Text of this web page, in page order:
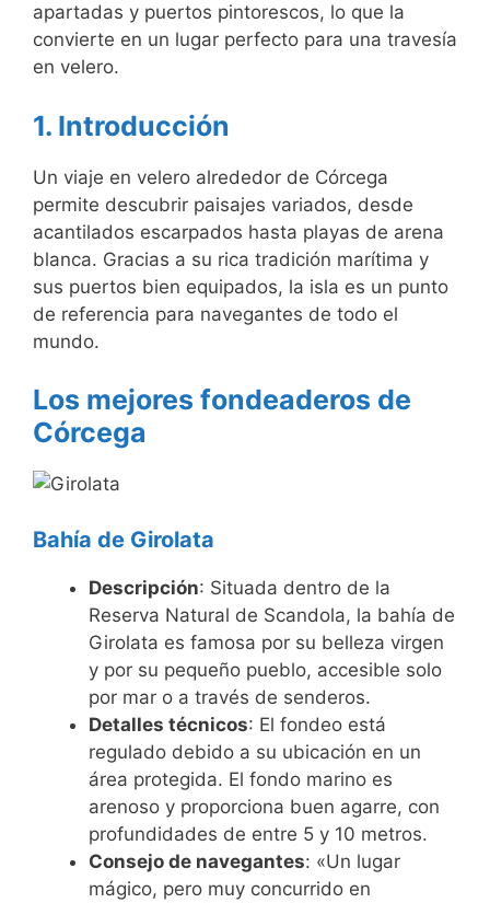
apartadas y puertos pintorescos, lo que la
convierte en un lugar perfecto para una travesía
en velero.
1. Introducción
Un viaje en velero alrededor de Córcega
permite descubrir paisajes variados, desde
acantilados escarpados hasta playas de arena
blanca. Gracias a su rica tradición marítima y
sus puertos bien equipados, la isla es un punto
de referencia para navegantes de todo el
mundo.
Los mejores fondeaderos de
Córcega
Bahía de Girolata
Descripción: Situada dentro de la
Reserva Natural de Scandola, la bahía de
Girolata es famosa por su belleza virgen
y por su pequeño pueblo, accesible solo
por mar o a través de senderos.
Detalles técnicos: El fondeo está
regulado debido a su ubicación en un
área protegida. El fondo marino es
arenoso y proporciona buen agarre, con
profundidades de entre 5 y 10 metros.
Consejo de navegantes: «Un lugar
mágico, pero muy concurrido en